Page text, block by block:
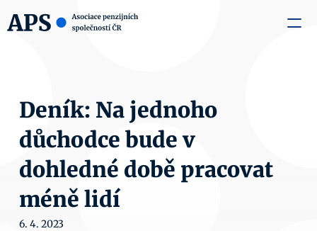
Deník: Na jednoho
důchodce bude v
dohledné době pracovat
méně lidí
6. 4. 2023